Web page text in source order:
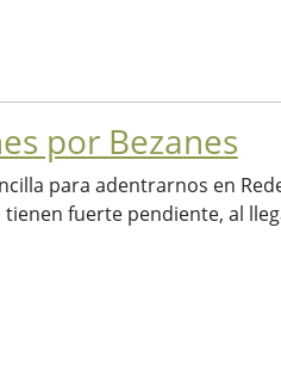
por Bezanes
para adentrarnos en
fuerte pendiente, al